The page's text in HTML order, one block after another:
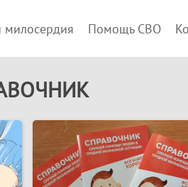
милосердия Помощь СВО